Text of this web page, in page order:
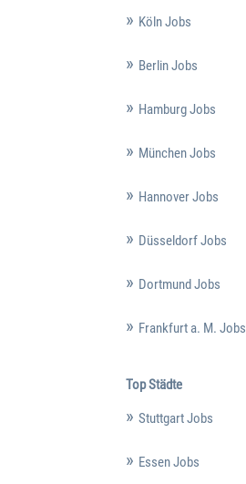
Köln Jobs
Berlin Jobs
Hamburg Jobs
München Jobs
Hannover Jobs
Düsseldorf Jobs
Dortmund Jobs
Frankfurt a. M. Jobs
Top Städte
Stuttgart Jobs
Essen Jobs